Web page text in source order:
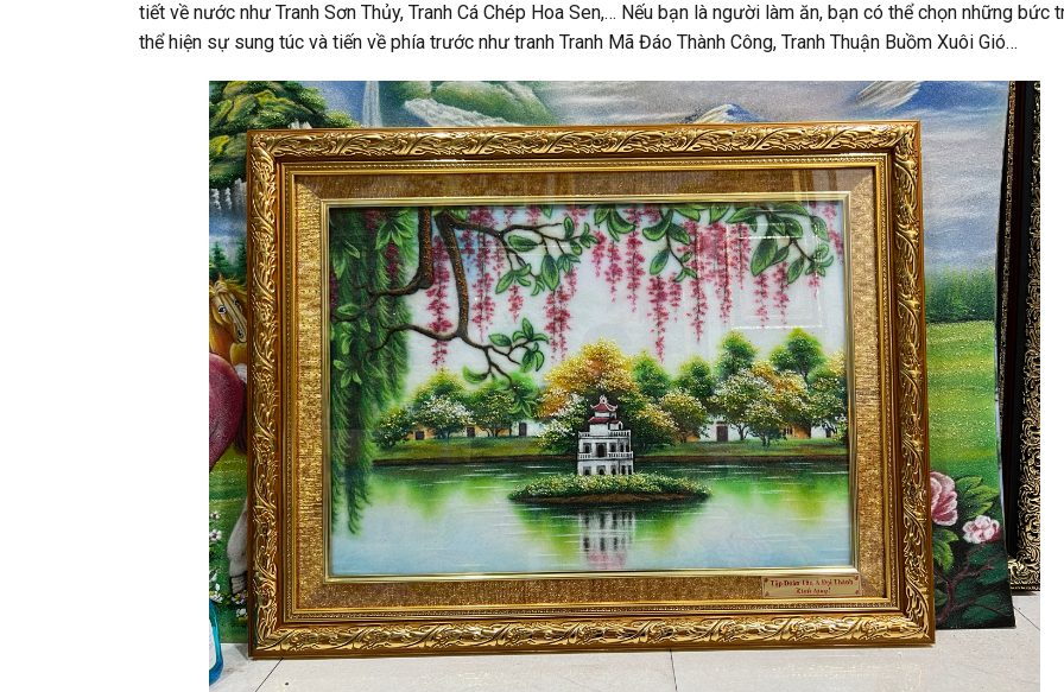
tiết về nước như Tranh Sơn Thủy, Tranh Cá Chép Hoa Sen,… Nếu bạn là người làm ăn, bạn có thể chọn những bức
thể hiện sự sung túc và tiến về phía trước như tranh Tranh Mã Đáo Thành Công, Tranh Thuận Buồm Xuôi Gió…